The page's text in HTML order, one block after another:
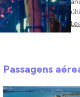
Passagens